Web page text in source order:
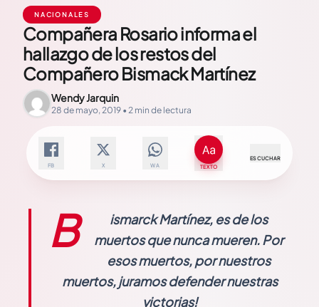
NACIONALES
Compañera Rosario informa el
hallazgo de los restos del
Compañero Bismack Martínez
Wendy Jarquin
28 de mayo, 2019 • 2 min de lectura
FB X WA TEXTO
ESCUCHAR
B
ismarck Martínez, es de los
muertos que nunca mueren. Por
esos muertos, por nuestros
muertos, juramos defender nuestras
victorias!